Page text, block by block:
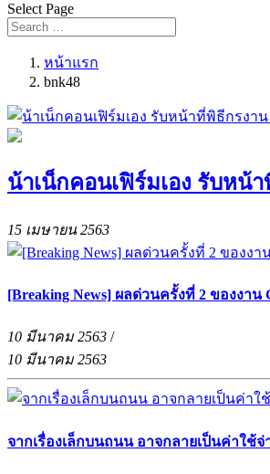
Select Page
หน้าแรก
bnk48
น้าเน็กคอนเฟิร์มเอง รับหน้
15 เมษายน 2563
[Breaking News] ผลด่วนครั้งที่ 2 ของงา
10 มีนาคม 2563 /
10 มีนาคม 2563
จากเรื่องเล็กบนถนน อาจกลายเป็นค่าใช้